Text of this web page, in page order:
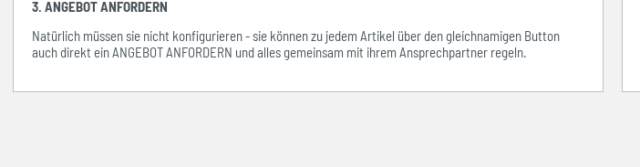
3. ANGEBOT ANFORDERN
Natürlich müssen sie nicht konfigurieren - sie können zu jedem Artikel über den gleichnamigen Button
auch direkt ein ANGEBOT ANFORDERN und alles gemeinsam mit ihrem Ansprechpartner regeln.